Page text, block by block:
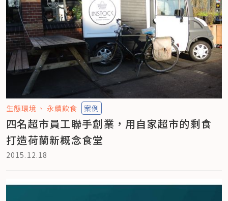
生態環境 永續飲食 案例
四名超市員工聯手創業，用自家超市的剩食
打造荷蘭新概念食堂
2015.12.18